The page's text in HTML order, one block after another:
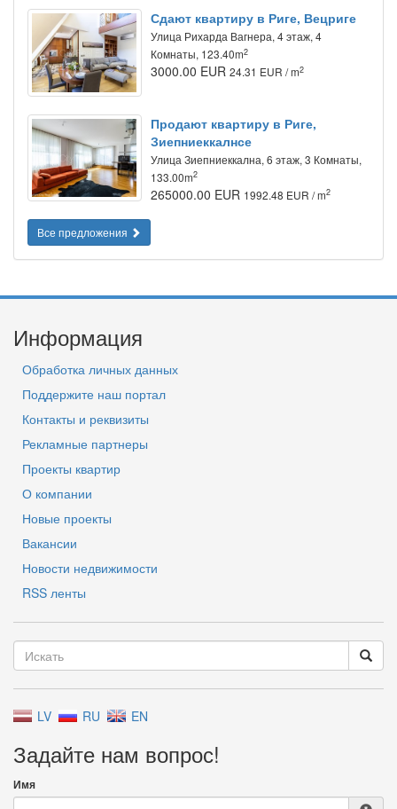
Сдают квартиру в Риге, Вецриге
Улица Рихарда Вагнера, 4 этаж, 4
Комнаты, 123.40m2
3000.00 EUR 24.31 EUR / m2
Продают квартиру в Риге,
Зиепниеккалнсе
Улица Зиепниеккална, 6 этаж, 3 Комнаты,
133.00m2
265000.00 EUR 1992.48 EUR / m2
Все предложения
Информация
Обработка личных данных
Поддержите наш портал
Контакты и реквизиты
Рекламные партнеры
Проекты квартир
О компании
Новые проекты
Вакансии
Новости недвижимости
RSS ленты
LV RU EN
Задайте нам вопрос!
Имя